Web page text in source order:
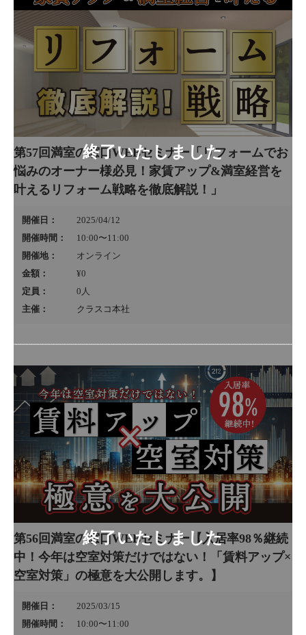
第57回満室の窓口WEBセミナー「リフォームでお
悩みのオーナー様必見！家賃アップ&満室経営を
叶えるリフォーム戦略を徹底解説！」
開催日：
2025/04/12
開催時間：
10:00〜11:00
開催地：
オンライン
金額：
¥0
定員：
0 人
主催：
クラスコ本社
第56回満室の窓口WEBセミナー【入居率98％継続
中！今年は空室対策だけではない！「賃料アップ×
空室対策」の極意を大公開します。】
開催日：
2025/03/15
開催時間：
10:00〜11:00